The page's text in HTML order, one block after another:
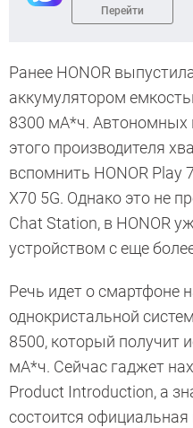
Перейти
Ранее HONOR
аккумулятором
8300 мА*ч. Автономных
этого производителя
вспомнить HONOR Play
X70 5G. Однако это не
Chat Station, в HONOR
устройством с еще
Речь идет о смартфоне
однокристальной
8500, который получит
мА*ч. Сейчас гаджет
Product Introduction, а
состоится